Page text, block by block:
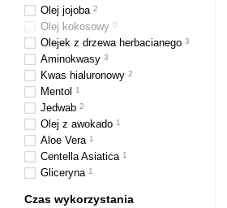
Olej jojoba 2
Olej kokosowy 0
Olejek z drzewa herbacianego 3
Aminokwasy 3
Kwas hialuronowy 2
Mentol 1
Jedwab 2
Olej z awokado 1
Aloe Vera 1
Centella Asiatica 1
Gliceryna 1
Czas wykorzystania